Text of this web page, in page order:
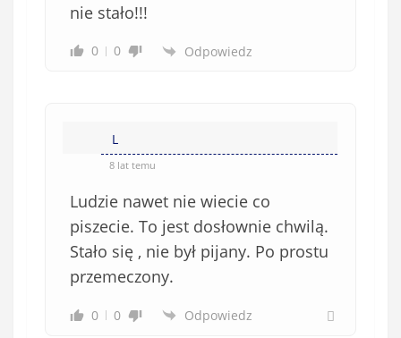
nie stało!!!
0 0 Odpowiedz
L
8 lat temu
Ludzie nawet nie wiecie co
piszecie. To jest dosłownie chwilą.
Stało się , nie był pijany. Po prostu
przemeczony.
0 0 Odpowiedz